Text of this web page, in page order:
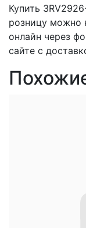
Купить
розницу можно
онлайн через
сайте с